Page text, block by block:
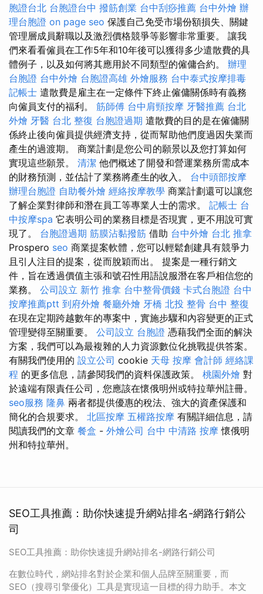
胞證台北 台胞證台中 撥筋創業 台中刮痧推薦 台中外燴 辦
理台胞證 on page seo 保護自己免受市場份額損失、關鍵
管理層成員辭職以及激烈價格競爭等影響非常重要。 讓我
們來看看僱員在工作5年和10年後可以獲得多少遣散費的具
體例子，以及如何將其應用於不同類型的僱傭合約。 辦理
台胞證 台中外燴 台胞證高雄 外燴服務 台中泰式按摩排毒
記帳士 遣散費是雇主在一定條件下終止僱傭關係時有義務
向僱員支付的福利。 筋師傅 台中肩頸按摩 牙醫推薦 台北
外燴 牙醫 台北 整復 台胞證過期 遣散費的目的是在僱傭關
係終止後向僱員提供經濟支持，從而幫助他們度過因失業而
產生的過渡期。 商業計劃是您公司的願景以及您打算如何
實現這些願景。 清潔 他們概述了開發和營運業務所需成本
的財務預測，並估計了業務將產生的收入。 台中頭部按摩
辦理台胞證 自助餐外燴 經絡按摩教學 商業計劃還可以讓您
了解企業對律師和潛在員工等專業人士的需求。 記帳士 台
中按摩spa 它表明公司的業務目標是否現實，更不用說可實
現了。 台胞證過期 筋膜沾黏撥筋 借助 台中外燴 台北 推拿
Prospero seo 商業提案軟體，您可以輕鬆創建具有競爭力
且引人注目的提案，從而脫穎而出。 提案是一種行銷文
件，旨在透過價值主張和號召性用語說服潛在客戶相信您的
業務。 公司設立 新竹 推拿 台中整骨價錢 卡式台胞證 台中
按摩推薦ptt 到府外燴 餐廳外燴 牙橋 北投 整骨 台中 整復
在現在定期跨越數年的專案中，實施步驟和內容變更的正式
管理變得至關重要。 公司設立 台胞證 憑藉我們全面的解決
方案，我們可以為最複雜的人力資源數位化挑戰提供答案。
有關我們使用的 設立公司 cookie 天母 按摩 會計師 經絡課
程 的更多信息，請參閱我們的資料保護政策。 桃園外燴 對
於遠端有限責任公司，您應該在懷俄明州或特拉華州註冊。
seo服務 隆鼻 兩者都提供優惠的稅法、強大的資產保護和
簡化的合規要求。 北區按摩 五權路按摩 有關詳細信息，請
閱讀我們的文章 餐盒 - 外燴公司 台中 中清路 按摩 懷俄明
州和特拉華州。
SEO工具推薦：助你快速提升網站排名-網路行銷公
司
SEO工具推薦：助你快速提升網站排名-網路行銷公司
在數位時代，網站排名對於企業和個人品牌至關重要，而
SEO（搜尋引擎優化）工具是實現這一目標的得力助手。本文